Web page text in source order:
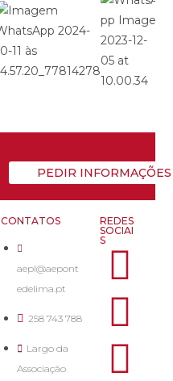
PEDIR INFORMAÇÕES
CONTATOS
aepl@aepont
edelima.pt
258 743 788
Largo da
Associação
REDES
SOCIAI
S